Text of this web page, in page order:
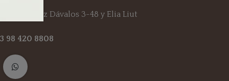
Gil Ramírez Dávalos 3-48 y Elia Liut
98 420 8808